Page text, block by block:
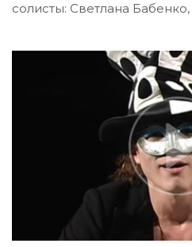
солисты: Светлана